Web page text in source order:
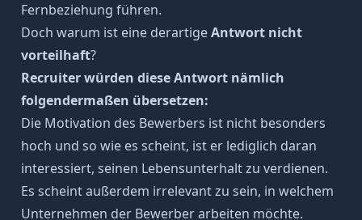
Fernbeziehung führen.
Doch warum ist eine derartigeAntwort nicht
vorteilhaft?
Recruiter würden diese Antwort nämlich
folgendermaßen übersetzen:
Die Motivation des Bewerbers ist nicht besonders
hoch und so wie es scheint, ist er lediglich daran
interessiert, seinen Lebensunterhalt zu verdienen.
Es scheint außerdem irrelevant zu sein, in welchem
Unternehmen der Bewerber arbeiten möchte.